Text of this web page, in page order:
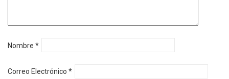
Nombre *
Correo Electrónico *